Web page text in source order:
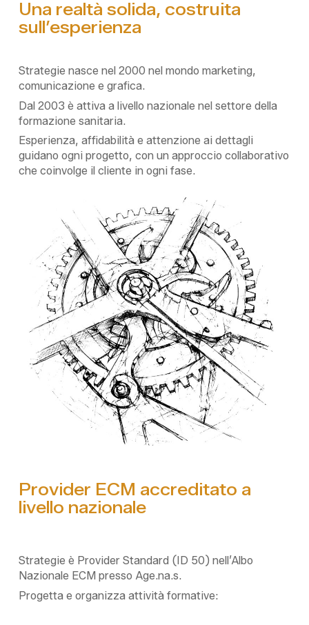
Una realtà solida, costruita
sull’esperienza
Strategie nasce nel 2000 nel mondo marketing,
comunicazione e grafica.
Dal 2003 è attiva a livello nazionale nel settore della
formazione sanitaria.
Esperienza, affidabilità e attenzione ai dettagli
guidano ogni progetto, con un approccio collaborativo
che coinvolge il cliente in ogni fase.
Provider ECM accreditato a
livello nazionale
Strategie è Provider Standard (ID 50) nell’Albo
Nazionale ECM presso Age.na.s.
Progetta e organizza attività formative: